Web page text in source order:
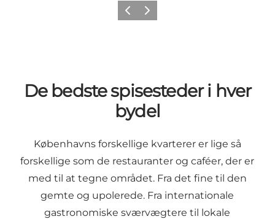
ForrigeNæste
De bedste spisesteder i hver
bydel
Københavns forskellige kvarterer er lige så
forskellige som de restauranter og caféer, der er
med til at tegne området. Fra det fine til den
gemte og upolerede. Fra internationale
gastronomiske sværvægtere til lokale